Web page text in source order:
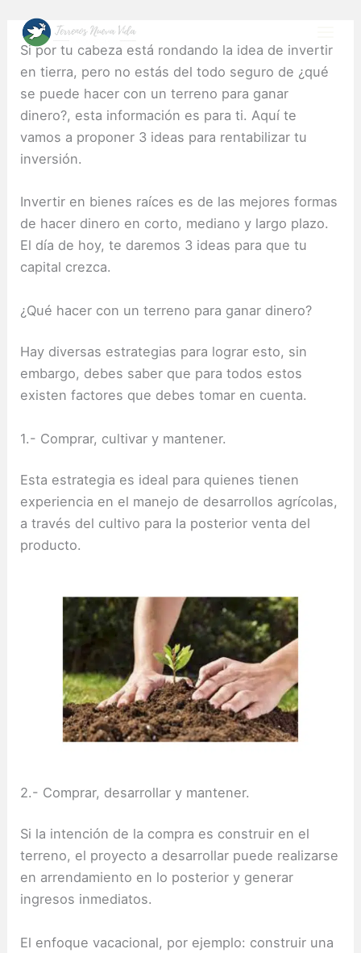
content
Si por tu cabeza está rondando la idea de invertir
en tierra, pero no estás del todo seguro de ¿qué
se puede hacer con un terreno para ganar
dinero?, esta información es para ti.Aquí te
vamos a proponer 3 ideas para rentabilizar tu
inversión.
Invertir en bienes raíces es de las mejores formas
de hacer dinero en corto, mediano y largo plazo.
El día de hoy, te daremos 3 ideas para que tu
capital crezca.
¿Qué hacer con un terreno para ganar dinero?
Hay diversas estrategias para lograr esto, sin
embargo, debes saber que para todos estos
existen factores que debes tomar en cuenta.
1.- Comprar, cultivar y mantener.
Esta estrategia es ideal para quienes tienen
experiencia en el manejo de desarrollos agrícolas,
a través del cultivo para la posterior venta del
producto.
2.- Comprar, desarrollar y mantener.
Si la intención de la compra es construir en el
terreno, el proyecto a desarrollar puede realizarse
en arrendamiento en lo posterior y generar
ingresos inmediatos.
El enfoque vacacional, por ejemplo: construir una